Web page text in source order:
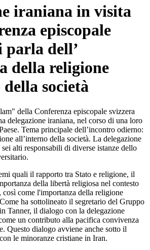
iraniana in visita
episcopale
parla dell’
della religione
società
della Conferenza episcopale svizzera
delegazione iraniana, nel corso di una loro
Tema principale dell’incontro odierno:
all’interno della società. La delegazione
alti responsabili di diverse istanze dello
quali il rapporto tra Stato e religione, il
della libertà religiosa nel contesto
così come l'importanza della religione
ha sottolineato il segretario del Gruppo
Tanner, il dialogo con la delegazione
un contributo alla pacifica convivenza
Questo dialogo avviene anche sotto il
le minoranze cristiane in Iran.